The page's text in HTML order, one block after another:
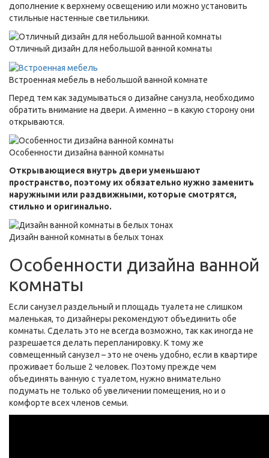
дополнение к верхнему освещению или можно установить
стильные настенные светильники.
Отличный дизайн для небольшой ванной комнаты
Встроенная мебель в небольшой ванной комнате
Перед тем как задумываться о дизайне санузла, необходимо
обратить внимание на двери. А именно – в какую сторону они
открываются.
Особенности дизайна ванной комнаты
Открывающиеся внутрь двери уменьшают
пространство, поэтому их обязательно нужно заменить
наружными или раздвижными, которые смотрятся,
стильно и оригинально.
Дизайн ванной комнаты в белых тонах
Особенности дизайна ванной
комнаты
Если санузел раздельный и площадь туалета не слишком
маленькая, то дизайнеры рекомендуют объединить обе
комнаты. Сделать это не всегда возможно, так как иногда не
разрешается делать перепланировку. К тому же
совмещенный санузел – это не очень удобно, если в квартире
проживает больше 2 человек. Поэтому прежде чем
объединять ванную с туалетом, нужно внимательно
подумать не только об увеличении помещения, но и о
комфорте всех членов семьи.